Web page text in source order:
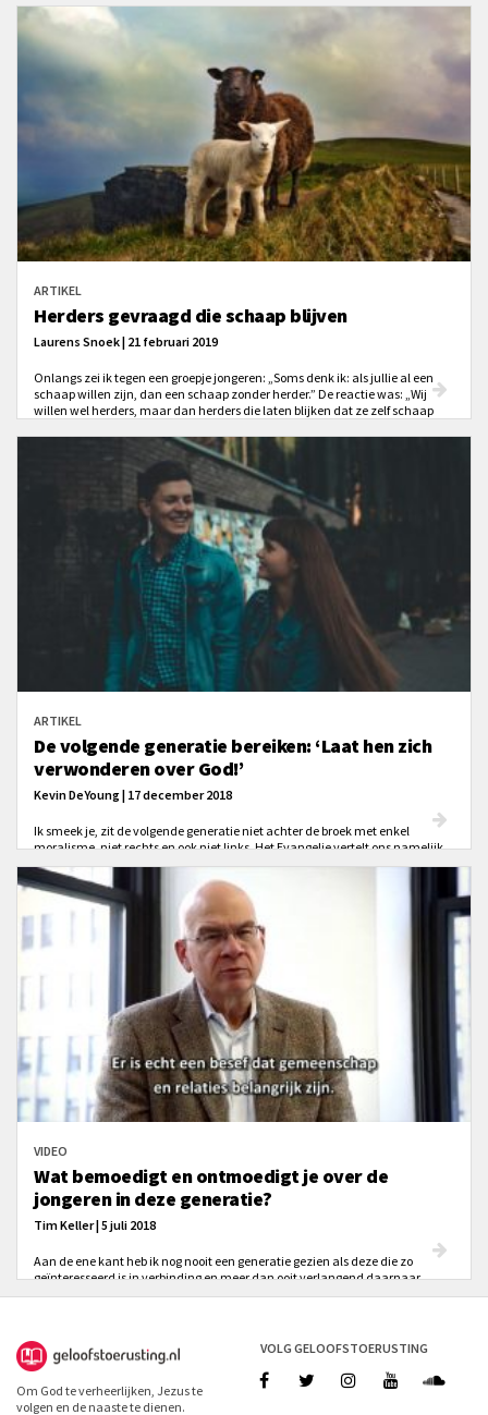
geweldige prijzen!” De groep renners werd steeds groter. Ze renden lachend
en hijgend door de straten van Londen, de cameraman en die jongen
achterna. “Kom op!” bleef hij roepen. “Er zijn prachtige prijzen!”
ARTIKEL
Herders gevraagd die schaap blijven
Laurens Snoek | 21 februari 2019
Onlangs zei ik tegen een groepje jongeren: „Soms denk ik: als jullie al een
schaap willen zijn, dan een schaap zonder herder.” De reactie was: „Wij
willen wel herders, maar dan herders die laten blijken dat ze zelf schaap
ARTIKEL
De volgende generatie bereiken: ‘Laat hen zich
verwonderen over God!’
Kevin DeYoung | 17 december 2018
Ik smeek je, zit de volgende generatie niet achter de broek met enkel
moralisme, niet rechts en ook niet links. Het Evangelie vertelt ons namelijk
Dus bereik jongeren met het goede nieuws over wie God is en wat Hij heeft
gedaan voor ons.
VIDEO
Wat bemoedigt en ontmoedigt je over de
jongeren in deze generatie?
Tim Keller | 5 juli 2018
Aan de ene kant heb ik nog nooit een generatie gezien als deze die zo
geïnteresseerd is in verbinding en meer dan ooit verlangend daarnaar.
Om God te verheerlijken, Jezus te
volgen en de naaste te dienen.
VOLG GELOOFSTOERUSTING